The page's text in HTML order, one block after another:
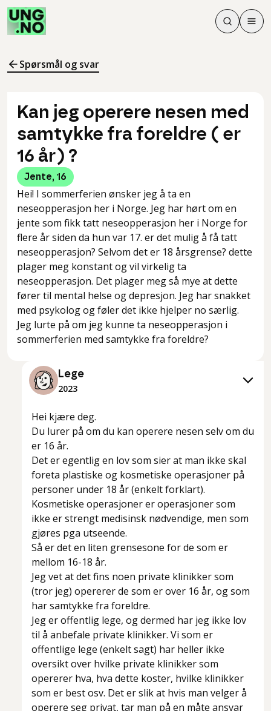
Søk
Søk
Meny
Spørsmål og svar
Kan jeg operere nesen med
samtykke fra foreldre ( er
16 år) ?
Jente, 16
Hei! I sommerferien ønsker jeg å ta en
neseopperasjon her i Norge. Jeg har hørt om en
jente som fikk tatt neseopperasjon her i Norge for
flere år siden da hun var 17. er det mulig å få tatt
neseopperasjon? Selvom det er 18 årsgrense? dette
plager meg konstant og vil virkelig ta
neseopperasjon. Det plager meg så mye at dette
fører til mental helse og depresjon. Jeg har snakket
med psykolog og føler det ikke hjelper no særlig.
Jeg lurte på om jeg kunne ta neseopperasjon i
sommerferien med samtykke fra foreldre?
Lege
2023
Hei kjære deg.
Du lurer på om du kan operere nesen selv om du
er 16 år.
Det er egentlig en lov som sier at man ikke skal
foreta plastiske og kosmetiske operasjoner på
personer under 18 år (enkelt forklart).
Kosmetiske operasjoner er operasjoner som
ikke er strengt medisinsk nødvendige, men som
gjøres pga utseende.
Så er det en liten grensesone for de som er
mellom 16-18 år.
Jeg vet at det fins noen private klinikker som
(tror jeg) opererer de som er over 16 år, og som
har samtykke fra foreldre.
Jeg er offentlig lege, og dermed har jeg ikke lov
til å anbefale private klinikker. Vi som er
offentlige lege (enkelt sagt) har heller ikke
oversikt over hvilke private klinikker som
opererer hva, hva dette koster, hvilke klinikker
som er best osv. Det er slik at hvis man velger å
operere seg privat, tar man på en måte ansvar